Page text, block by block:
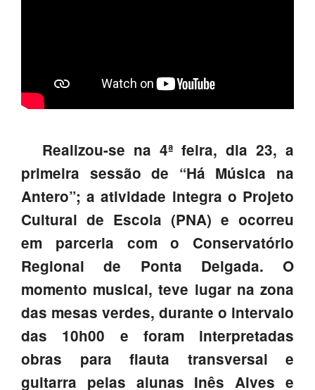
@oficina.do.largo
@clube_robotica.esaq
ALUNOS
PROFESSORES
Realizou-se na 4ª feira, dia 23, a
primeira sessão de “Há Música na
Antero”; a atividade integra o Projeto
Cultural de Escola (PNA) e ocorreu
em parceria com o Conservatório
Regional de Ponta Delgada. O
momento musical, teve lugar na zona
das mesas verdes, durante o intervalo
das 10h00 e foram interpretadas
obras para flauta transversal e
guitarra pelas alunas Inês Alves e